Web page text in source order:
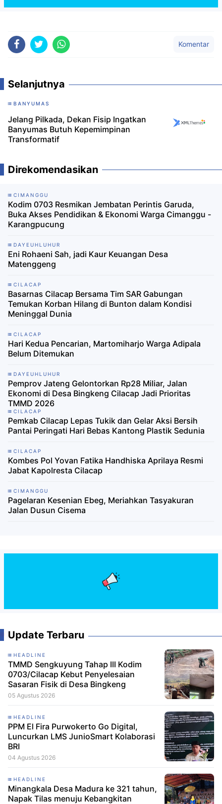
Komentar
Selanjutnya
BANYUMAS
Jelang Pilkada, Dekan Fisip Ingatkan
Banyumas Butuh Kepemimpinan
Transformatif
Direkomendasikan
CIMANGGU
Kodim 0703 Resmikan Jembatan Perintis Garuda,
Buka Akses Pendidikan & Ekonomi Warga Cimanggu -
Karangpucung
DAYEUHLUHUR
Eni Rohaeni Sah, jadi Kaur Keuangan Desa
Matenggeng
CILACAP
Basarnas Cilacap Bersama Tim SAR Gabungan
Temukan Korban Hilang di Bunton dalam Kondisi
Meninggal Dunia
CILACAP
Hari Kedua Pencarian, Martomiharjo Warga Adipala
Belum Ditemukan
DAYEUHLUHUR
Pemprov Jateng Gelontorkan Rp28 Miliar, Jalan
Ekonomi di Desa Bingkeng Cilacap Jadi Prioritas
TMMD 2026
CILACAP
Pemkab Cilacap Lepas Tukik dan Gelar Aksi Bersih
Pantai Peringati Hari Bebas Kantong Plastik Sedunia
CILACAP
Kombes Pol Yovan Fatika Handhiska Aprilaya Resmi
Jabat Kapolresta Cilacap
CIMANGGU
Pagelaran Kesenian Ebeg, Meriahkan Tasyakuran
Jalan Dusun Cisema
Update Terbaru
HEADLINE
TMMD Sengkuyung Tahap III Kodim
0703/Cilacap Kebut Penyelesaian
Sasaran Fisik di Desa Bingkeng
05 Agustus 2026
HEADLINE
PPM El Fira Purwokerto Go Digital,
Luncurkan LMS JunioSmart Kolaborasi
BRI
04 Agustus 2026
HEADLINE
Minangkala Desa Madura ke 321 tahun,
Napak Tilas menuju Kebangkitan